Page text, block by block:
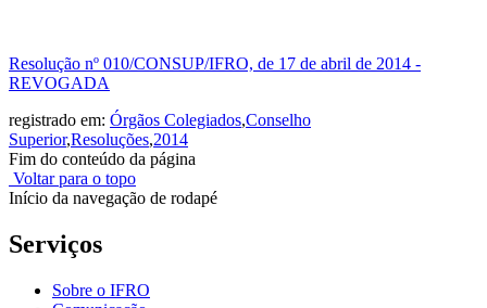
Resolução nº 010/CONSUP/IFRO, de 17 de abril de 2014 -
REVOGADA
registrado em: Órgãos Colegiados,Conselho
Superior,Resoluções,2014
Fim do conteúdo da página
Voltar para o topo
Início da navegação de rodapé
Serviços
Sobre o IFRO